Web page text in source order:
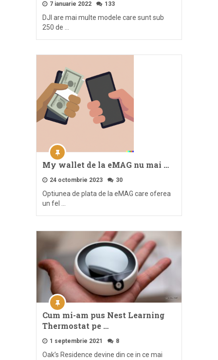
7 ianuarie 2022 133
DJI are mai multe modele care sunt sub
250 de …
My wallet de la eMAG nu mai …
24 octombrie 2023 30
Optiunea de plata de la eMAG care oferea
un fel …
Cum mi-am pus Nest Learning
Thermostat pe …
1 septembrie 2021 8
Oak’s Residence devine din ce in ce mai